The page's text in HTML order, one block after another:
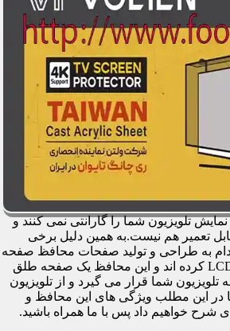
تلویزیون شما را گارانتی نمی کنند و
تعمیر هم نیست.به همین دلیل برخی
به طراحی و تولید صفحات محافظ صفحه
نمایش تلویزیون LED و LCD کرده اند و این محافظ یک صفحه طلق
شما قرار می گیرد و از تلویزیون
این مطلب ویژگی های این محافظ و
شرح خواهیم داد پس با ما همراه باشید.